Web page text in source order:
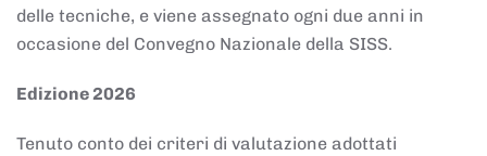
delle tecniche, e viene assegnato ogni due anni in
occasione del Convegno Nazionale della SISS.
Edizione 2026
Tenuto conto dei criteri di valutazione adottati